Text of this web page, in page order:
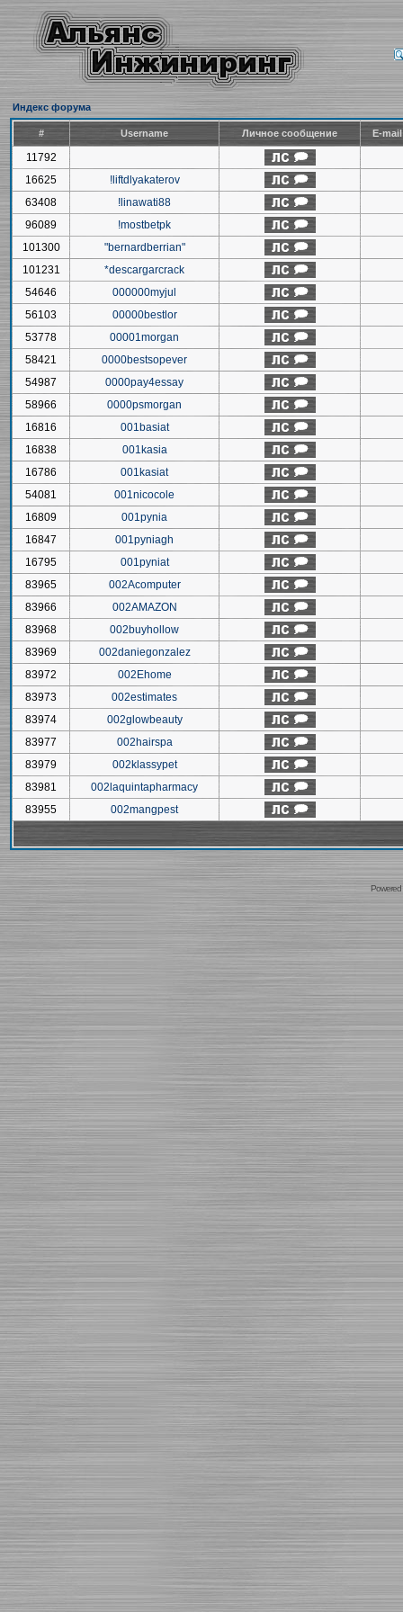
Индекс форума
# Username Личное сообщение E-
11792
16625
!liftdlyakaterov
63408
!linawati88
96089
!mostbetpk
101300
"bernardberrian"
101231
*descargarcrack
54646
000000myjul
56103
00000bestlor
53778
00001morgan
58421
0000bestsopever
54987
0000pay4essay
58966
0000psmorgan
16816
001basiat
16838
001kasia
16786
001kasiat
54081
001nicocole
16809
001pynia
16847
001pyniagh
16795
001pyniat
83965
002Acomputer
83966
002AMAZON
83968
002buyhollow
83969
002daniegonzalez
83972
002Ehome
83973
002estimates
83974
002glowbeauty
83977
002hairspa
83979
002klassypet
83981
002laquintapharmacy
83955
002mangpest